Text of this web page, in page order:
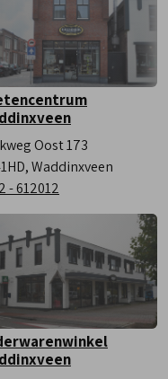
Oost 173
Waddinxveen
- 612012